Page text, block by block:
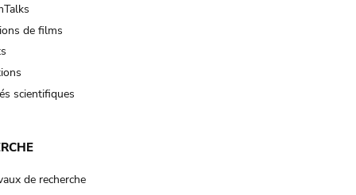
de films
scientifiques
de recherche